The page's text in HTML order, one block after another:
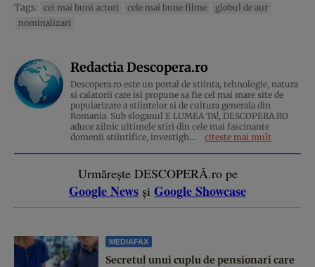
Tags: cei mai buni actori cele mai bune filme
globul de aur
nominalizari
Redactia Descopera.ro
Descopera.ro este un portal de stiinta, tehnologie, natura
si calatorii care isi propune sa fie cel mai mare site de
popularizare a stiintelor si de cultura generala din
Romania. Sub sloganul E LUMEA TA!, DESCOPERA.RO
aduce zilnic ultimele stiri din cele mai fascinante
domenii stiintifice, investigh...
citește mai mult
Urmărește DESCOPERĂ.ro pe
Google News și Google Showcase
MEDIAFAX
Secretul unui cuplu de pensionari care